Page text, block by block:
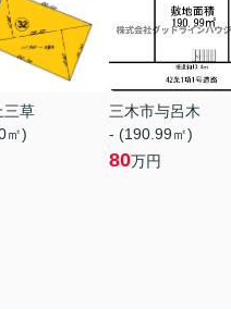
三草
㎡)
三木市与呂木
- (190.99㎡)
80万円